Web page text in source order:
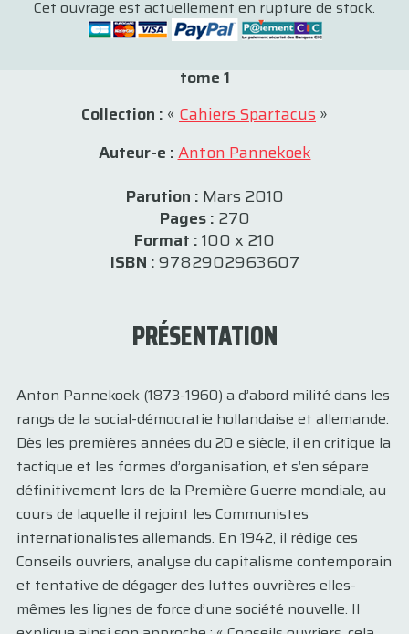
Cet ouvrage est actuellement en rupture de stock.
tome 1
Collection : « Cahiers Spartacus»
Auteur-e :Anton Pannekoek
Parution : Mars 2010
Pages : 270
Format :100 x 210
ISBN :9782902963607
PRÉSENTATION
Anton Pannekoek (1873-1960) a d’abord milité dans les
rangs de la social-démocratie hollandaise et allemande.
Dès les premières années du 20 e siècle, il en critique la
tactique et les formes d’organisation, et s’en sépare
définitivement lors de la Première Guerre mondiale, au
cours de laquelle il rejoint les Communistes
internationalistes allemands. En 1942, il rédige ces
Conseils ouvriers, analyse du capitalisme contemporain
et tentative de dégager des luttes ouvrières elles-
mêmes les lignes de force d’une société nouvelle. Il